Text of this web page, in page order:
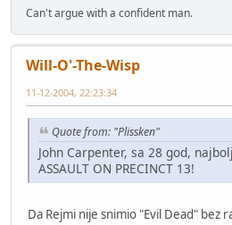
Can't argue with a confident man.
Will-O'-The-Wisp
11-12-2004, 22:23:34
Quote from: "Plissken"
John Carpenter, sa 28 god,
ASSAULT ON PRECINCT 13!
Da Rejmi nije snimio "Evil Dead" bez